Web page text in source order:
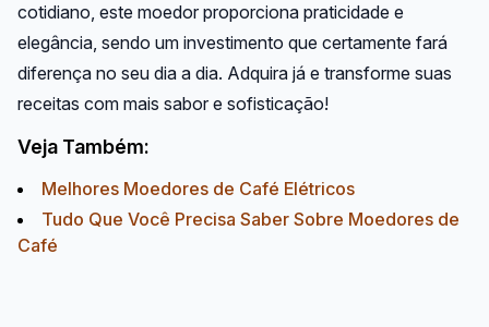
cotidiano, este moedor proporciona praticidade e
elegância, sendo um investimento que certamente fará
diferença no seu dia a dia. Adquira já e transforme suas
receitas com mais sabor e sofisticação!
Veja Também:
Melhores Moedores de Café Elétricos
Tudo Que Você Precisa Saber Sobre Moedores de
Café